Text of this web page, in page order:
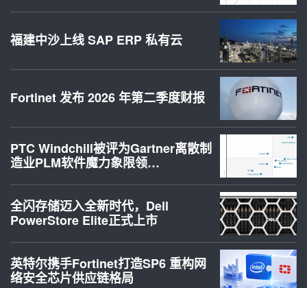
福建中沙上线 SAP ERP 私有云
Fortinet 发布 2026 年第二季度财报
PTC Windchill被评为Gartner离散制
造业PLM软件魔力象限领…
全闪存储迈入全新时代，Dell
PowerStore Elite正式上市
英特尔携手Fortinet打造SP6 重构网
络安全芯片供应链格局